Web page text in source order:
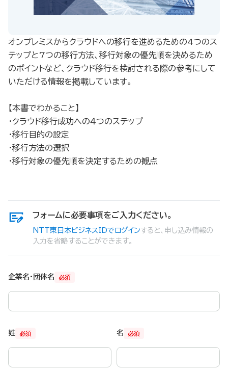
オンプレミスからクラウドへの移行を進めるための4つのス
テップと7つの移行方法、移行対象の優先順を決めるため
のポイントなど、クラウド移行を検討される際の参考にして
いただける情報を掲載しています。
【本書でわかること】
・クラウド移行成功への４つのステップ
・移行目的の設定
・移行方法の選択
・移行対象の優先順を決定するための観点
フォームに必要事項をご入力ください。
NTT東日本ビジネスIDでログインすると、申し込み情報の
入力を省略することができます。
必須
企業名・団体名
必須
姓 必須
名